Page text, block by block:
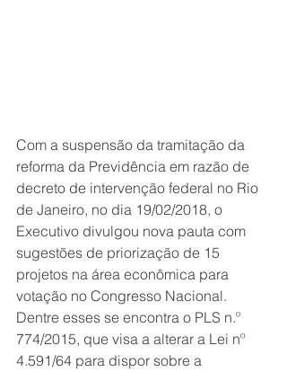
Com a suspensão da tramitação da
reforma da Previdência em razão de
decreto de intervenção federal no Rio
de Janeiro, no dia 19/02/2018, o
Executivo divulgou nova pauta com
sugestões de priorização de 15
projetos na área econômica para
votação no Congresso Nacional.
Dentre esses se encontra o PLS n.º
774/2015, que visa a alterar a Lei nº
4.591/64 para dispor sobre a